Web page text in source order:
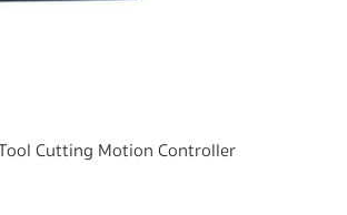
Cutting Motion Controller